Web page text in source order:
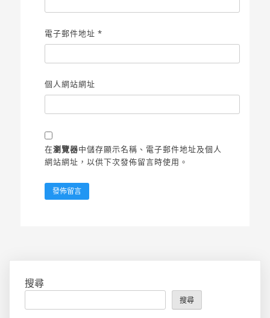
電子郵件地址*
個人網站網址
在瀏覽器中儲存顯示名稱、電子郵件地址及個人
網站網址，以供下次發佈留言時使用。
搜尋
搜尋